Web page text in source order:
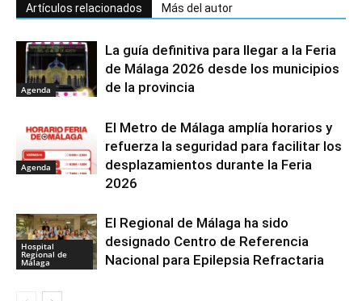
Artículos relacionados Más del autor
Agenda
La guía definitiva para llegar a la Feria
de Málaga 2026 desde los municipios
de la provincia
Agenda
El Metro de Málaga amplía horarios y
refuerza la seguridad para facilitar los
desplazamientos durante la Feria
2026
Hospital
Regional de
Málaga
El Regional de Málaga ha sido
designado Centro de Referencia
Nacional para Epilepsia Refractaria